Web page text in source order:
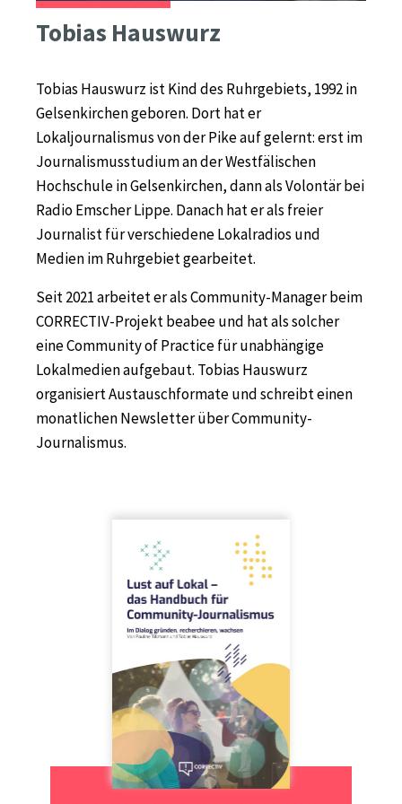
Tobias Hauswurz
Tobias Hauswurz ist Kind des Ruhrgebiets, 1992 in
Gelsenkirchen geboren. Dort hat er
Lokaljournalismus von der Pike auf gelernt: erst im
Journalismusstudium an der Westfälischen
Hochschule in Gelsenkirchen, dann als Volontär bei
Radio Emscher Lippe. Danach hat er als freier
Journalist für verschiedene Lokalradios und
Medien im Ruhrgebiet gearbeitet.
Seit 2021 arbeitet er als Community-Manager beim
CORRECTIV-Projekt beabee und hat als solcher
eine Community of Practice für unabhängige
Lokalmedien aufgebaut. Tobias Hauswurz
organisiert Austauschformate und schreibt einen
monatlichen Newsletter über Community-
Journalismus.